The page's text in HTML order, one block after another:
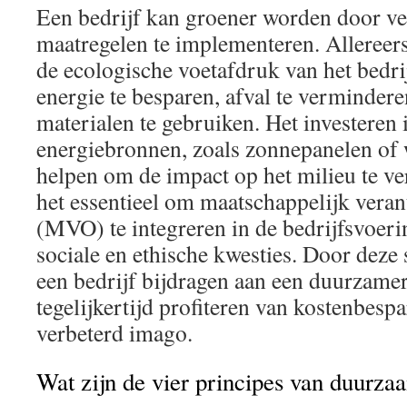
Een bedrijf kan groener worden door
maatregelen te implementeren.
de ecologische voetafdruk van het
energie te besparen, afval te
materialen te gebruiken. Het investeren
energiebronnen, zoals zonnepanelen
helpen om de impact op het milieu te
het essentieel om maatschappelijk
(MVO) te integreren in de
sociale en ethische kwesties. Door deze
een bedrijf bijdragen aan een
tegelijkertijd profiteren van
verbeterd imago.
Wat zijn de vier principes van